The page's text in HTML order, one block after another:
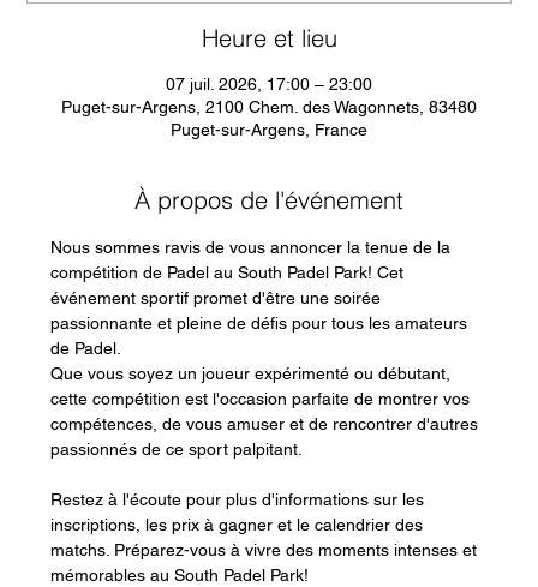
Heure et lieu
07 juil. 2026, 17:00 – 23:00
Puget-sur-Argens, 2100 Chem. des Wagonnets, 83480
Puget-sur-Argens, France
À propos de l'événement
Nous sommes ravis de vous annoncer la tenue de la
compétition de Padel au South Padel Park! Cet
événement sportif promet d'être une soirée
passionnante et pleine de défis pour tous les amateurs
de Padel.
Que vous soyez un joueur expérimenté ou débutant,
cette compétition est l'occasion parfaite de montrer vos
compétences, de vous amuser et de rencontrer d'autres
passionnés de ce sport palpitant.
Restez à l'écoute pour plus d'informations sur les
inscriptions, les prix à gagner et le calendrier des
matchs. Préparez-vous à vivre des moments intenses et
mémorables au South Padel Park!